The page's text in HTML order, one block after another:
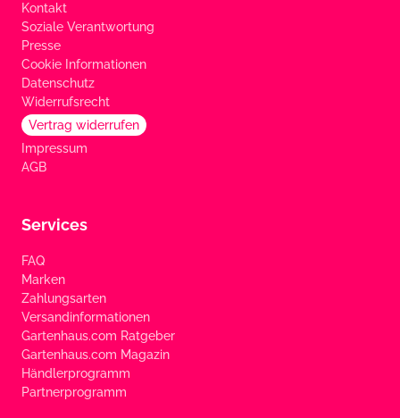
Kontakt
Soziale Verantwortung
Presse
Cookie Informationen
Datenschutz
Widerrufsrecht
Vertrag widerrufen
Impressum
AGB
Services
FAQ
Marken
Zahlungsarten
Versandinformationen
Gartenhaus.com Ratgeber
Gartenhaus.com Magazin
Händlerprogramm
Partnerprogramm